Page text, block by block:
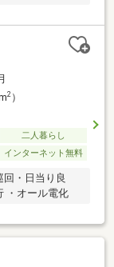
2）
二人暮らし
インターネット無料
回・日当り良
・オール電化